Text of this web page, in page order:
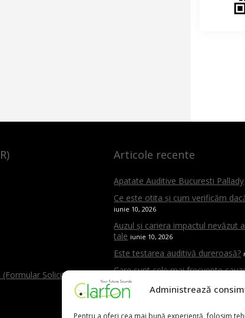
Administrează
Pentru a oferi cea mai bună experiență, folosim
Solicitări)
Articole recente
Apatate Auditive Bucuresti Pallady
Ce este otita și cum verificăm
iunie 10, 2026
Auzul și cariera impactul nevăzut
tale iunie 10, 2026
Este testarea auditivă dureroasă?
Care sunt cele mai frecvente
mai 15, 2026
Cand trebuie sa mergi la ORL mai
Aparat auditiv versus amplificator